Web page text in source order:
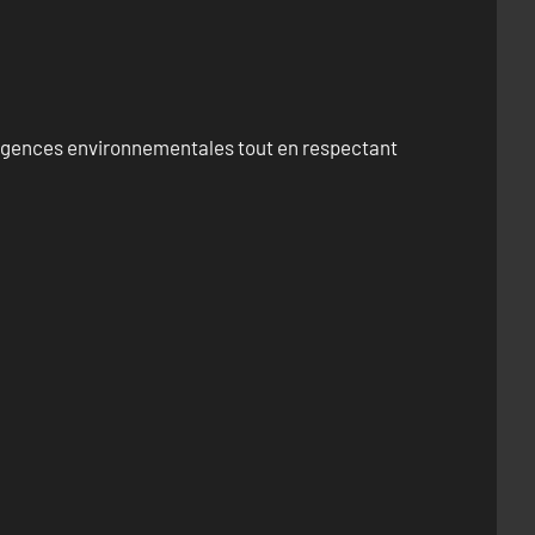
environnementales tout en respectant